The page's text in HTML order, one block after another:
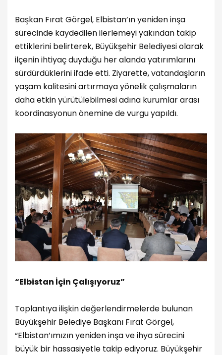
Başkan Fırat Görgel, Elbistan’ın yeniden inşa
sürecinde kaydedilen ilerlemeyi yakından takip
ettiklerini belirterek, Büyükşehir Belediyesi olarak
ilçenin ihtiyaç duyduğu her alanda yatırımlarını
sürdürdüklerini ifade etti. Ziyarette, vatandaşların
yaşam kalitesini artırmaya yönelik çalışmaların
daha etkin yürütülebilmesi adına kurumlar arası
koordinasyonun önemine de vurgu yapıldı.
“Elbistan İçin Çalışıyoruz”
Toplantıya ilişkin değerlendirmelerde bulunan
Büyükşehir Belediye Başkanı Fırat Görgel,
“Elbistan’ımızın yeniden inşa ve ihya sürecini
büyük bir hassasiyetle takip ediyoruz. Büyükşehir